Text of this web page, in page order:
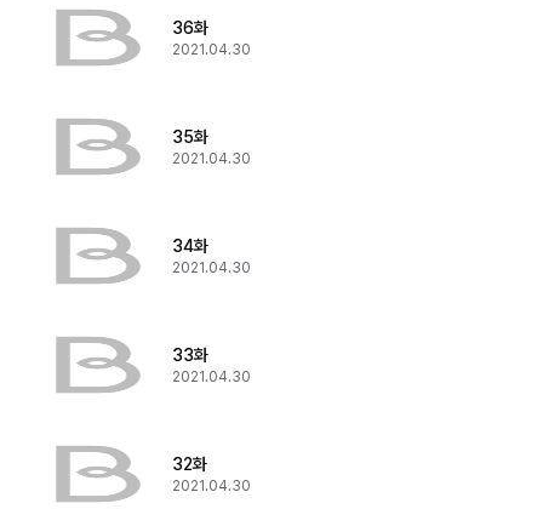
36화
2021.04.30
35화
2021.04.30
34화
2021.04.30
33화
2021.04.30
32화
2021.04.30